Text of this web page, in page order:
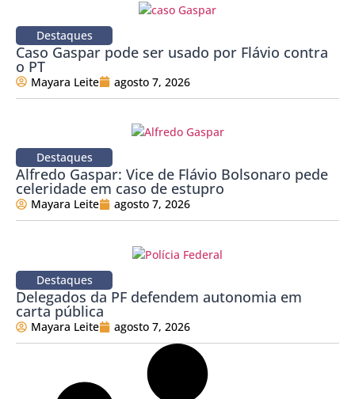
Destaques
Caso Gaspar pode ser usado por Flávio contra
o PT
Mayara Leite agosto 7, 2026
Destaques
Alfredo Gaspar: Vice de Flávio Bolsonaro pede
celeridade em caso de estupro
Mayara Leite agosto 7, 2026
Destaques
Delegados da PF defendem autonomia em
carta pública
Mayara Leite agosto 7, 2026